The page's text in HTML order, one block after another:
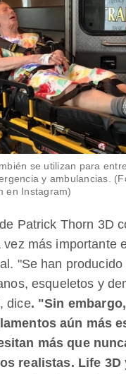
se utilizan para
y ambulancias.
en Instagram)
Patrick Thorn 3D
más importante
"Se han producido
esqueletos y
dice. "Sin
aún más
más que
realistas. Life 3D